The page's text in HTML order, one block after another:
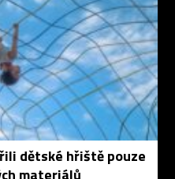
dětské hřiště pouze
materiálů